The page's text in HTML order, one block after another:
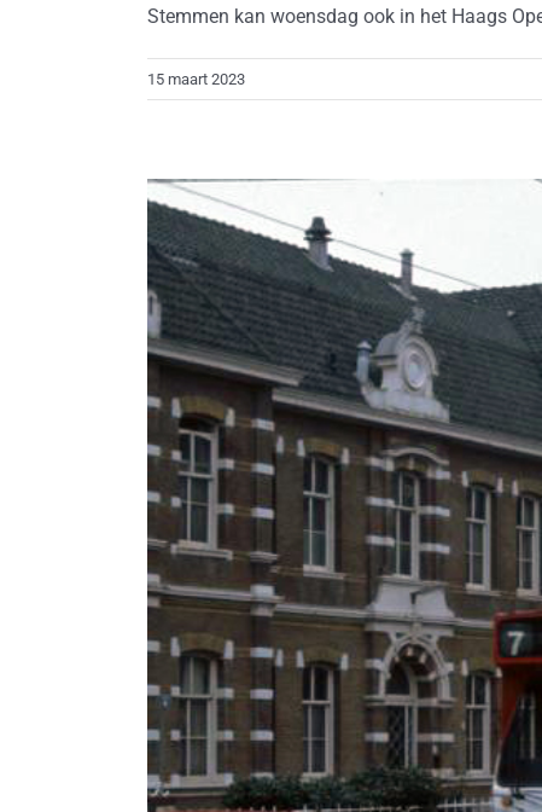
Stemmen kan woensdag ook in het Haags
15 maart 2023